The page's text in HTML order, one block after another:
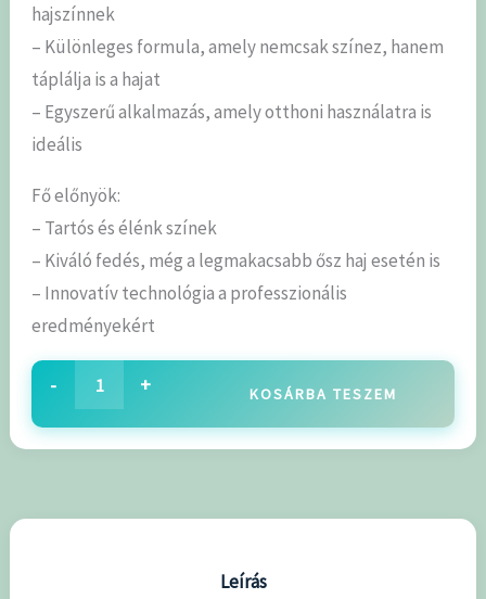
hajszínnek
– Különleges formula, amely nemcsak színez, hanem
táplálja is a hajat
– Egyszerű alkalmazás, amely otthoni használatra is
ideális
Fő előnyök:
– Tartós és élénk színek
– Kiváló fedés, még a legmakacsabb ősz haj esetén is
– Innovatív technológia a professzionális
eredményekért
- + KOSÁRBA TESZEM
Leírás